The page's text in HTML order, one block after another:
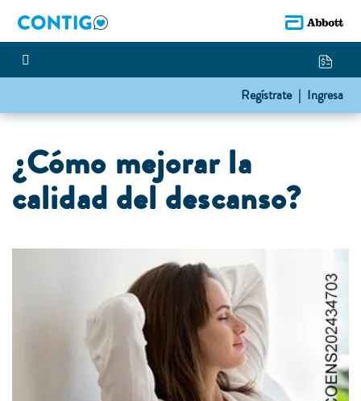
Regístrate | Ingresa
¿Cómo mejorar la
calidad del descanso?